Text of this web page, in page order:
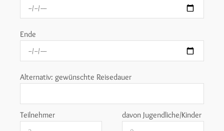
Ende
Alternativ: gewünschte Reisedauer
Teilnehmer davon Jugendliche/Kinder